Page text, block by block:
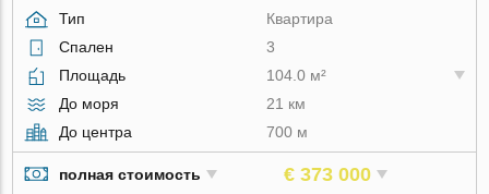
Тип
Квартира
Спален
3
Площадь
104.0 м²
До моря
21 км
До центра
700 м
полная стоимость € 373 000